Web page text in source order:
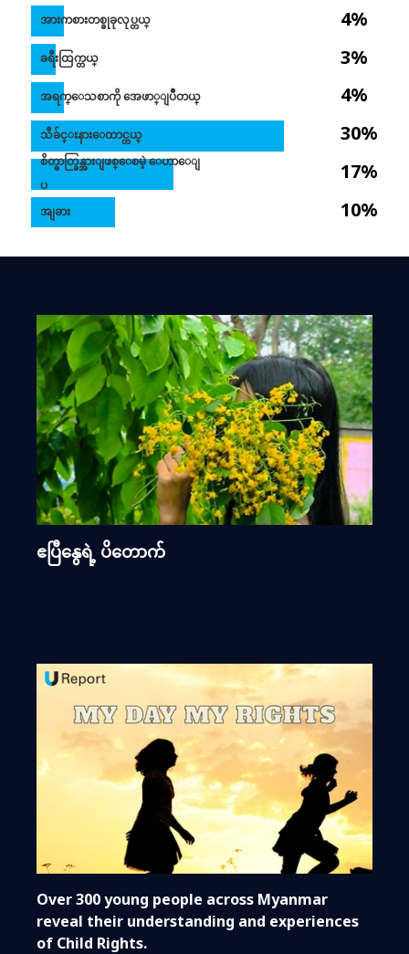
4%
3%
4%
30%
17%
10%
အားကစားတစ္ခုခုလုပ္တယ္
ခရီးထြက္တယ္
အရက္ေသစာကို အေဖာ္ျပဳတယ္
သီခ်င္းနားေထာင္တယ္
စိတ္ဓာတ္ခြန္အားျဖစ္ေစမဲ့ ေဟာေျ
ပ
အျခား
ဧပြီနွေရဲ့ ပိတောက်
Over 300 young people across Myanmar
reveal their understanding and experiences
of Child Rights.